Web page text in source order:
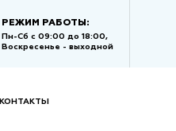
РЕЖИМ РАБОТЫ:
Пн-Сб с 09:00 до 18:00,
Воскресенье - выходной
КОНТАКТЫ